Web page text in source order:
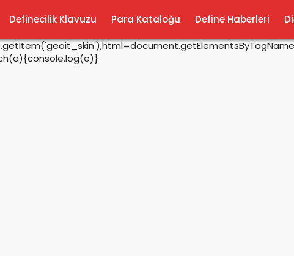
Definecilik Klavuzu Para Kataloğu Define Haberleri